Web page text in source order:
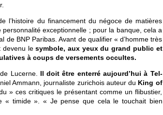
l’histoire du financement du négoce de matières
exceptionnelle ; pour la banque, cela a
de BNP Paribas. Avant de qualifier « d’homme très
devenu lesymbole, aux yeux du grand public et
à coups de versements occultes.
Lucerne. Il doit être enterré aujourd’hui à Tel-
Ammann, journaliste zurichois auteur du King of
» ces critiques le présentant comme un flibustier,
« timide ». « Je pense que cela le touchait bien